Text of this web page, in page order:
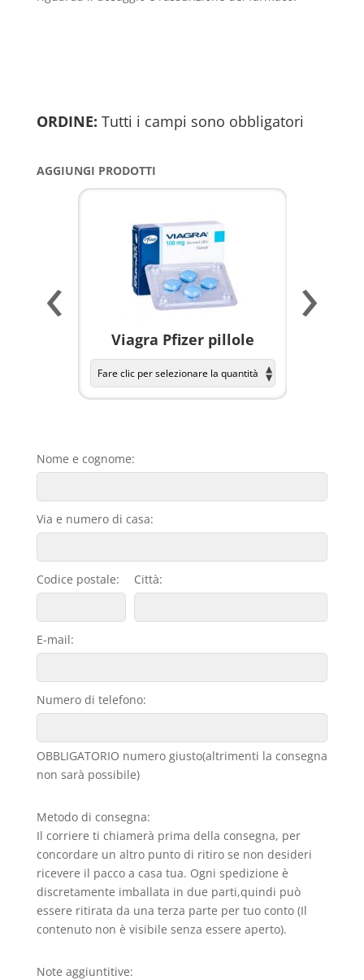
ORDINE: Tutti i campi sono obbligatori
AGGIUNGI PRODOTTI
Viagra Pfizer pillole
‹ ›
Nome e cognome:
Via e numero di casa:
Codice postale: Città:
E-mail:
Numero di telefono:
OBBLIGATORIO numero giusto(altrimenti la consegna
non sarà possibile)
Metodo di consegna:
Il corriere ti chiamerà prima della consegna, per
concordare un altro punto di ritiro se non desideri
ricevere il pacco a casa tua. Ogni spedizione è
discretamente imballata in due parti,quindi può
essere ritirata da una terza parte per tuo conto (Il
contenuto non è visibile senza essere aperto).
Note aggiuntitive: